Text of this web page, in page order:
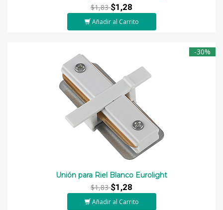
$1,83$1,28
Añadir al Carrito
-30%
Unión para Riel Blanco Eurolight
$1,83$1,28
Añadir al Carrito